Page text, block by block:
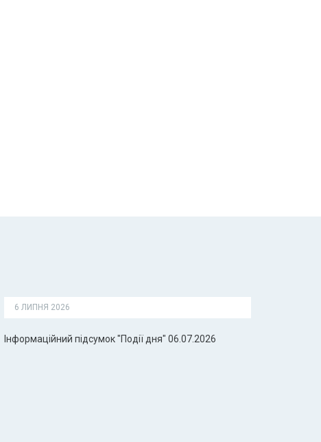
6 ЛИПНЯ 2026
Інформаційний підсумок "Події дня" 06.07.2026